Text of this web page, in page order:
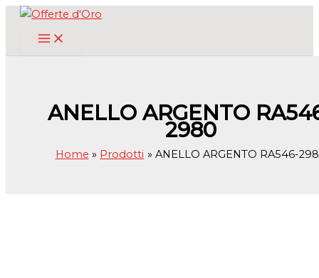
ANELLO ARGENTO
2980
Home Prodotti ANELLO ARGENTO RA546-